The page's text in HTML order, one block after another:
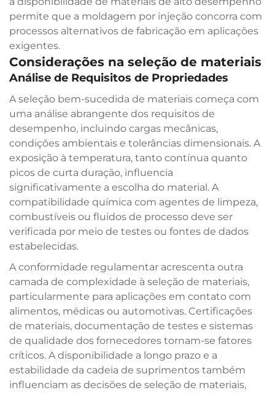
permite que a moldagem por injeção concorra com
processos alternativos de fabricação em aplicações
exigentes.
Considerações na seleção de materiais
Análise de Requisitos de Propriedades
A seleção bem-sucedida de materiais começa com
uma análise abrangente dos requisitos de
desempenho, incluindo cargas mecânicas,
condições ambientais e tolerâncias dimensionais. A
exposição à temperatura, tanto contínua quanto
picos de curta duração, influencia
significativamente a escolha do material. A
compatibilidade química com agentes de limpeza,
combustíveis ou fluidos de processo deve ser
verificada por meio de testes ou fontes de dados
estabelecidas.
A conformidade regulamentar acrescenta outra
camada de complexidade à seleção de materiais,
particularmente para aplicações em contato com
alimentos, médicas ou automotivas. Certificações
de materiais, documentação de testes e sistemas
de qualidade dos fornecedores tornam-se fatores
críticos. A disponibilidade a longo prazo e a
estabilidade da cadeia de suprimentos também
influenciam as decisões de seleção de materiais,